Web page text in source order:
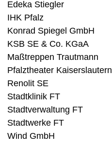
Edeka Stiegler
IHK Pfalz
Konrad Spiegel GmbH
KSB SE & Co. KGaA
Maßtreppen Trautmann
Pfalztheater Kaiserslautern
Renolit SE
Stadtklinik FT
Stadtverwaltung FT
Stadtwerke FT
Wind GmbH